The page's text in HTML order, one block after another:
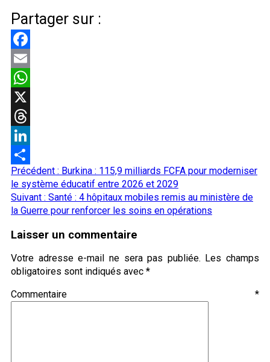
Partager sur :
Facebook
Email
WhatsApp
X
Threads
LinkedIn
Partager
Navigation
d’article
Précédent : Burkina : 115,9 milliards FCFA pour moderniser
le système éducatif entre 2026 et 2029
Suivant : Santé : 4 hôpitaux mobiles remis au ministère de
la Guerre pour renforcer les soins en opérations
Laisser un commentaire
Votre adresse e-mail ne sera pas publiée. Les champs
obligatoires sont indiqués avec *
Commentaire *